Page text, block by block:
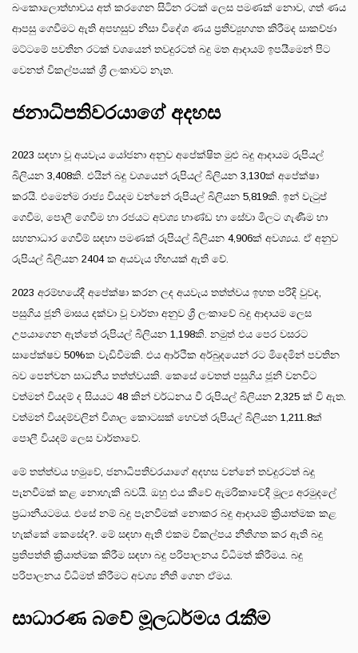
බංකොලොත්භාවය අත් කරගෙන සිටින රටක් ලෙස පමණක් නොව, ගත් ණය
ආපසු ගෙවීමට ඇති අපහසුව නිසා විදේශ ණය ප්‍රතිව්‍යුහගත කිරීමද සාකච්ඡා
මට්ටමේ පවතින රටක් වශයෙන් තවදුරටත් බදු මත ආදායම් ඉපයීමෙන් පිට
වෙනත් විකල්පයක් ශ්‍රී ලංකාවට නැත.
ජනාධිපතිවරයාගේ අදහස
2023 සඳහා වූ අයවැය යෝජනා අනුව අපේක්ෂිත මුළු බදු ආදායම රුපියල්
බිලියන 3,408කි. එයින් බදු වශයෙන් රුපියල් බිලියන 3,130ක් අපේක්ෂා
කරයි. එමෙන්ම රාජ්‍ය වියදම වන්නේ රුපියල් බිලියන 5,819කි. ඉන් වැටුප්
ගෙවීම, පොලී ගෙවීම හා රජයට අවශ්‍ය භාණ්ඩ හා සේවා මිලට ගැණීම හා
සහනාධාර ගෙවීම් සඳහා පමණක් රුපියල් බිලියන 4,906ක් අවශ්‍යය. ඒ අනුව
රුපියල් බිලියන 2404 ක අයවැය හිඟයක් ඇති වේ.
2023 අරම්භයේදී අපේක්ෂා කරන ලද අයවැය තත්ත්වය ඉහත පරිදි වුවද,
පසුගිය ජූනි මාසය දක්වා වූ වාර්තා අනුව ශ්‍රී ලංකාවේ බදු ආදායම ලෙස
උපයාගෙන ඇත්තේ රුපියල් බිලියන 1,198කි. නමුත් එය පෙර වසරට
සාපේක්ෂව 50%ක වැඩිවීමකි. එය ආර්ථික අර්බුදයෙන් රට මිදෙමින් පවතින
බව පෙන්වන සාධනීය තත්ත්වයකි. කෙසේ වෙතත් පසුගිය ජූනි වනවිට
වත්මන් වියදම් ද සියයට 48 කින් වර්ධනය වී රුපියල් බිලියන 2,325 ක් වි ඇත.
වත්මන් වියදම්වලින් විශාල කොටසක් හෙවත් රුපියල් බිලියන 1,211.8ක්
පොලී වියදම් ලෙස වාර්තාවේ.
මේ තත්ත්වය හමුවේ, ජනාධිපතිවරයාගේ අදහස වන්නේ තවදුරටත් බදු
පැනවීමක් කළ නොහැකි බවයි. ඔහු එය කීවේ ඇමරිකාවේදී මූල්‍ය අරමුදලේ
ප්‍රධානීයටමය. එසේ නම් බදු පැනවීමක් නොකර බදු ආදායම් ක්‍රියාත්මක කළ
හැක්කේ කෙසේද?. මේ සඳහා ඇති එකම විකල්පය නීතිගත කර ඇති බදු
ප්‍රතිපත්ති ක්‍රියාත්මක කිරීම සඳහා බදු පරිපාලනය විධිමත් කිරීමය. බදු
පරිපාලනය විධිමත් කිරීමට අවශ්‍ය නීති ගෙන ඒමය.
සාධාරණ බවේ මූලධර්මය රැකීම